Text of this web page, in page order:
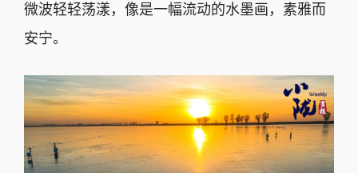
微波轻轻荡漾，像是一幅流动的水墨画，素雅而
安宁。